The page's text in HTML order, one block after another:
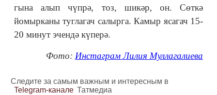
гына алып чүпрә, тоз, шикәр, он. Сөткә
йомырканы туглагач салырга. Камыр ясагач 15-
20 минут эчендә күперә.
Фото: Инстаграм Лилия Муллагалиева
Следите за самым важным и интересным в
Telegram-канале Татмедиа